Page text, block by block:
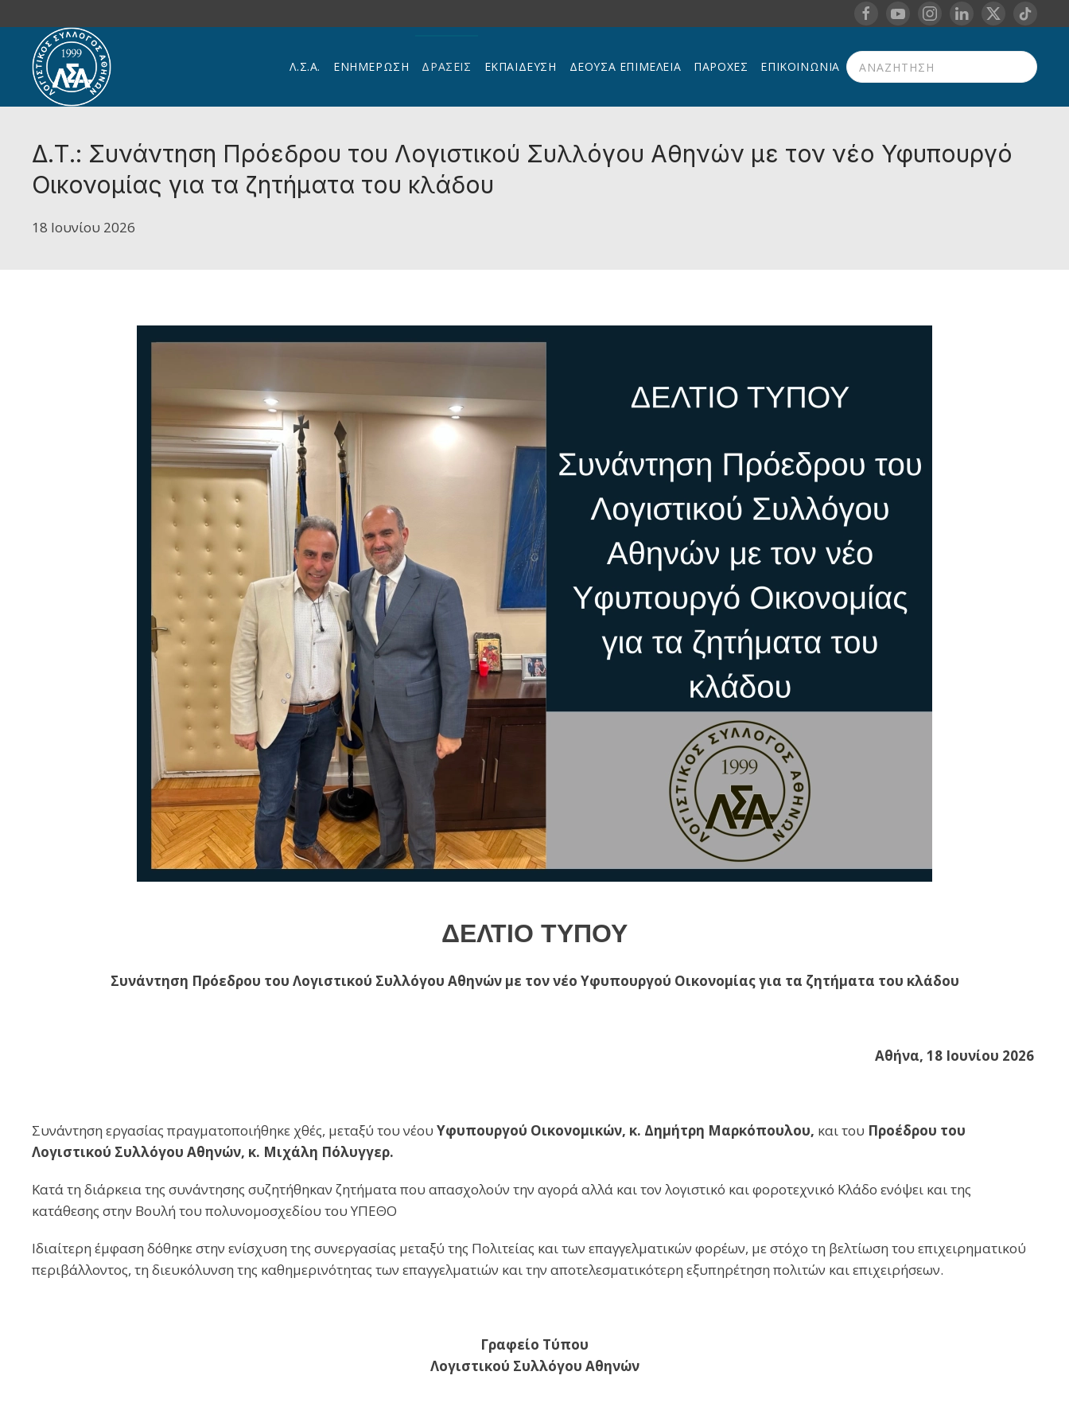
Skip to main content
Λ.Σ.Α. ΕΝΗΜΕΡΩΣΗ ΔΡΑΣΕΙΣ ΕΚΠΑΊΔΕΥΣΗ ΔΕΟΥΣΑ ΕΠΙΜΕΛΕΙΑ ΠΑΡΟΧΈΣ
ΕΠΙΚΟΙΝΩΝΊΑ
Δ.Τ.: Συνάντηση Πρόεδρου του Λογιστικού Συλλόγου Αθηνών με τον νέο Υφυπουργό
Οικονομίας για τα ζητήματα του κλάδου
18 Ιουνίου 2026
ΔΕΛΤΙΟ ΤΥΠΟΥ
Συνάντηση Πρόεδρου του Λογιστικού Συλλόγου Αθηνών με τον νέο Υφυπουργού Οικονομίας για τα ζητήματα του κλάδου
Αθήνα, 18 Ιουνίου 2026
Συνάντηση εργασίας πραγματοποιήθηκε χθές, μεταξύ του νέου Υφυπουργού Οικονομικών, κ. Δημήτρη Μαρκόπουλου, και του Προέδρου του
Λογιστικού Συλλόγου Αθηνών, κ. Μιχάλη Πόλυγγερ.
Κατά τη διάρκεια της συνάντησης συζητήθηκαν ζητήματα που απασχολούν την αγορά αλλά και τον λογιστικό και φοροτεχνικό Κλάδο ενόψει και της
κατάθεσης στην Βουλή του πολυνομοσχεδίου του ΥΠΕΘΟ
Ιδιαίτερη έμφαση δόθηκε στην ενίσχυση της συνεργασίας μεταξύ της Πολιτείας και των επαγγελματικών φορέων, με στόχο τη βελτίωση του επιχειρηματικού
περιβάλλοντος, τη διευκόλυνση της καθημερινότητας των επαγγελματιών και την αποτελεσματικότερη εξυπηρέτηση πολιτών και επιχειρήσεων.
Γραφείο Τύπου
Λογιστικού Συλλόγου Αθηνών